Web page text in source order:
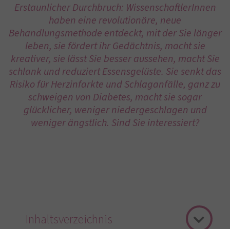
Erstaunlicher Durchbruch: WissenschaftlerInnen
haben eine revolutionäre, neue
Behandlungsmethode entdeckt, mit der Sie länger
leben, sie fördert ihr Gedächtnis, macht sie
kreativer, sie lässt Sie besser aussehen, macht Sie
schlank und reduziert Essensgelüste. Sie senkt das
Risiko für Herzinfarkte und Schlaganfälle, ganz zu
schweigen von Diabetes, macht sie sogar
glücklicher, weniger niedergeschlagen und
weniger ängstlich. Sind Sie interessiert?
Inhaltsverzeichnis